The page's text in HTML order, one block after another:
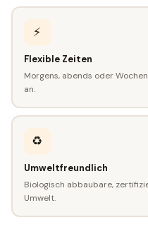
⚡
Flexible Zeiten
Morgens, abends oder
an.
♻️
Umweltfreundlich
Biologisch abbaubare,
Umwelt.